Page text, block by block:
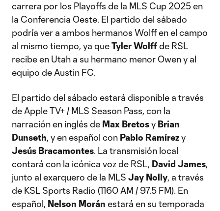
carrera por los Playoffs de la MLS Cup 2025 en
la Conferencia Oeste. El partido del sábado
podría ver a ambos hermanos Wolff en el campo
al mismo tiempo, ya queTyler Wolffde RSL
recibe en Utah a su hermano menor Owen y al
equipo de Austin FC.
El partido del sábado estará disponible a través
de Apple TV+ / MLS Season Pass, con la
narración en inglés de Max Bretosy Brian
Dunseth, y en español con Pablo Ramírezy
Jesús Bracamontes. La transmisión local
contará con la icónica voz de RSL, David James,
junto al exarquero de la MLS Jay Nolly, a través
de KSL Sports Radio (1160 AM / 97.5 FM). En
español, Nelson Morán estará en su temporada